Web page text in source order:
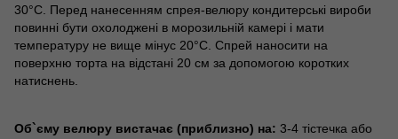
30°С. Перед нанесенням спрея-велюру кондитерські вироби
повинні бути охолоджені в морозильній камері і мати
температуру не вище мінус 20°С. Спрей наносити на
поверхню торта на відстані 20 см за допомогою коротких
натиснень.
Об`єму велюру вистачає (приблизно) на: 3-4 тістечка або